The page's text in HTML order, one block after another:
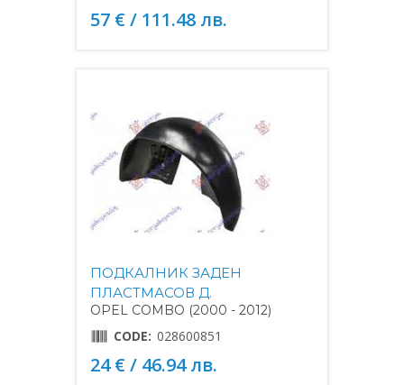
57 € / 111.48 лв.
ПОДКАЛНИК ЗАДЕН
ПЛАСТМАСОВ Д.
OPEL COMBO (2000 - 2012)
CODE: 028600851
24 € / 46.94 лв.